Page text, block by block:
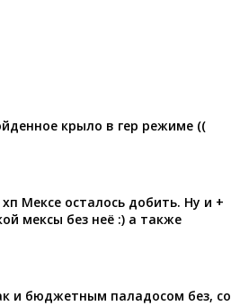
крыло в гер режиме ((
Мексе осталось добить. Ну и +
мексы без неё :) а также
и бюджетным паладосом без, со